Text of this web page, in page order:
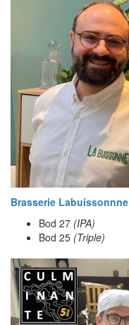
Brasserie Labuissonnne
Bod 27 (IPA)
Bod 25 (Triple)